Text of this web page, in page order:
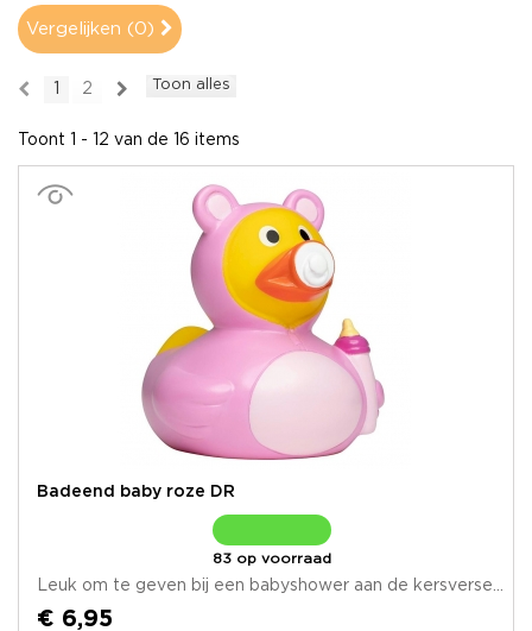
Vergelijken (0)
Toon alles
2
Toont 1 - 12 van de 16 items
Badeend baby roze DR
83 op voorraad
Leuk om te geven bij een babyshower aan de kersverse...
€ 6,95